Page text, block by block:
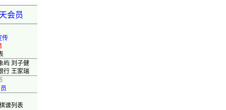
会员
传
屿 刘子健
行 王家瑞
谱列表